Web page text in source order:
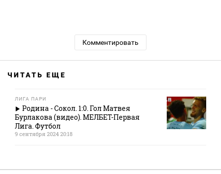
Комментировать
ЧИТАТЬ ЕЩЕ
ЛИГА ПАРИ
Родина - Сокол. 1:0. Гол Матвея
Бурлакова (видео). МЕЛБЕТ-Первая
Лига. Футбол
9 сентября 2024 20:18